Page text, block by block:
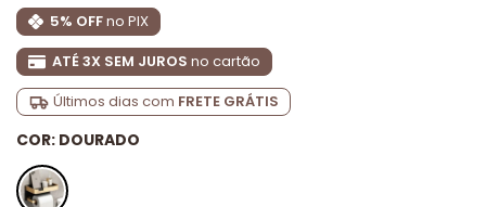
5% OFFno PIX
ATÉ 3X SEM JUROS no cartão
Últimos dias com FRETE GRÁTIS
COR: DOURADO